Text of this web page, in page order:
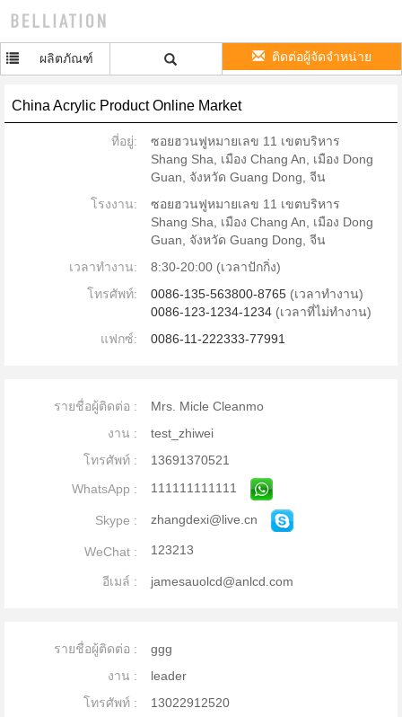
ผลิตภัณฑ์ ติดต่อผู้จัดจำหน่าย
China Acrylic Product Online Market
ที่อยู่:
ซอยฮวนฟูหมายเลข 11 เขตบริหาร
Shang Sha, เมือง Chang An, เมือง Dong
Guan, จังหวัด Guang Dong, จีน
โรงงาน:
ซอยฮวนฟูหมายเลข 11 เขตบริหาร
Shang Sha, เมือง Chang An, เมือง Dong
Guan, จังหวัด Guang Dong, จีน
เวลาทำงาน:
8:30-20:00 (เวลาปักกิ่ง)
โทรศัพท์:
0086-135-563800-8765 (เวลาทำงาน)
0086-123-1234-1234 (เวลาที่ไม่ทำงาน)
แฟกซ์:
0086-11-222333-77991
รายชื่อผู้ติดต่อ :
Mrs. Micle Cleanmo
งาน :
test_zhiwei
โทรศัพท์ :
13691370521
WhatsApp :
111111111111
Skype : zhangdexi@live.cn
WeChat : 123213
อีเมล์ : jamesauolcd@anlcd.com
รายชื่อผู้ติดต่อ :
ggg
งาน :
leader
โทรศัพท์ :
13022912520